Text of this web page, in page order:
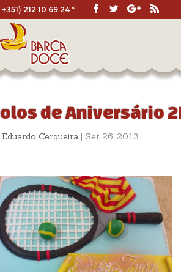
+351) 212 10 69 24 *
de Aniversário
Eduardo Cerqueira | Set 26, 2013